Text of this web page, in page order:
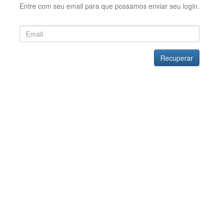
Entre com seu email para que possamos enviar seu login.
Recuperar